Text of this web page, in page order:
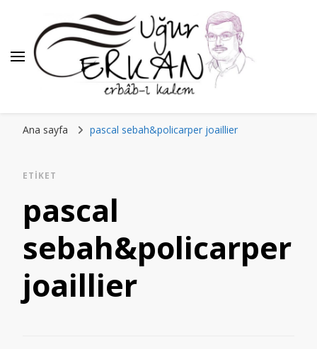
Ana sayfa pascal sebah&policarper joaillier
ETIKET
pascal
sebah&policarper
joaillier